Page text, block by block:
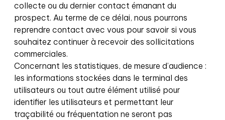
collecte ou du dernier contact émanant du
prospect. Au terme de ce délai, nous pourrons
reprendre contact avec vous pour savoir si vous
souhaitez continuer à recevoir des sollicitations
commerciales.
Concernant les statistiques, de mesure d’audience :
les informations stockées dans le terminal des
utilisateurs ou tout autre élément utilisé pour
identifier les utilisateurs et permettant leur
traçabilité ou fréquentation ne seront pas